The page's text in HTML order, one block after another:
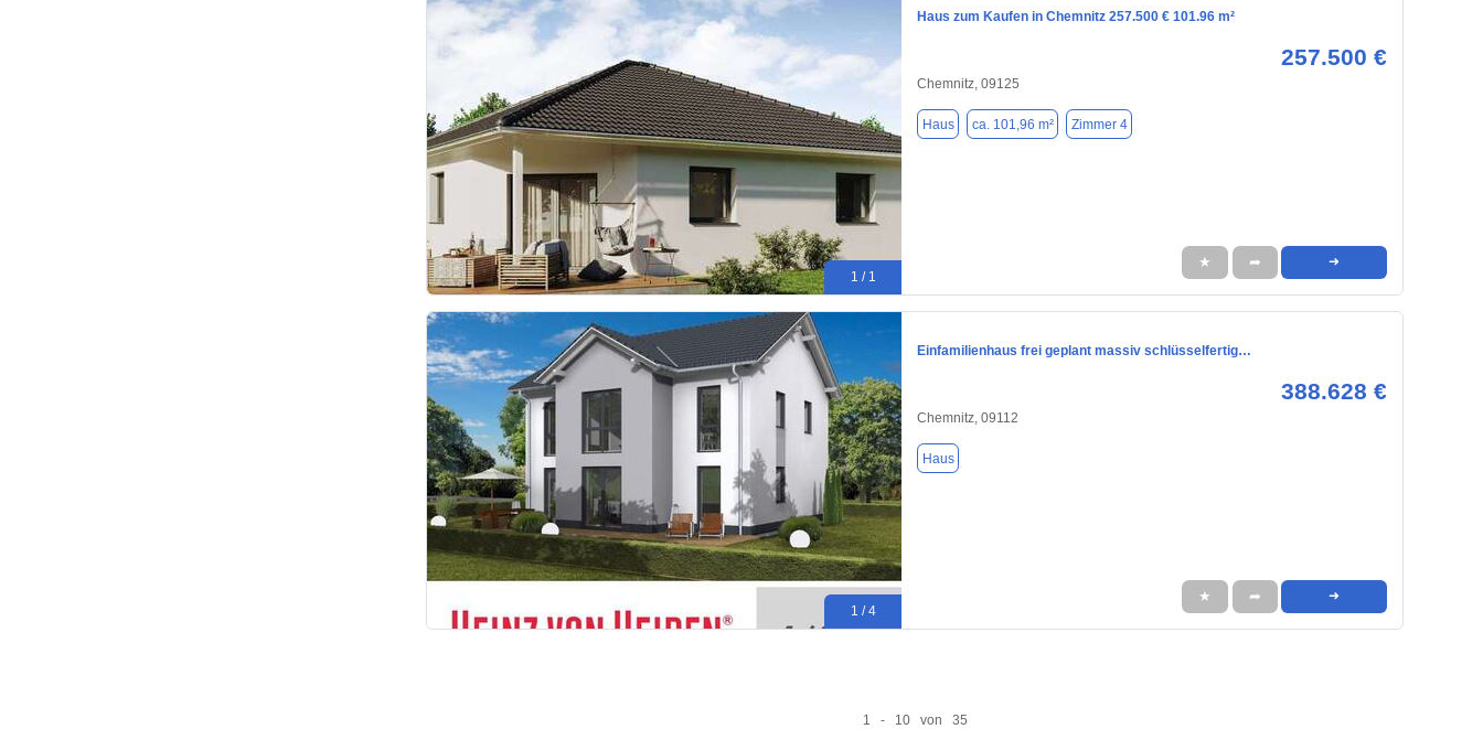
1 / 1
Haus zum Kaufen in Chemnitz 257.500 € 101.96 m²
257.500 €
Chemnitz, 09125
Haus ca. 101,96 m² Zimmer 4
★ ➦ ➜
1 / 4
Einfamilienhaus frei geplant massiv schlüsselfertig…
388.628 €
Chemnitz, 09112
Haus
★ ➦ ➜
1 - 10 von 35